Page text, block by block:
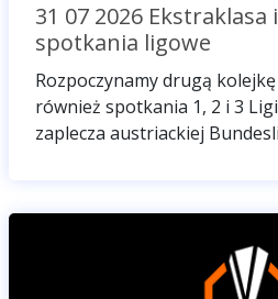
31 07 2026
spotkania ligowe
Rozpoczynamy drugą
również spotkania 1, 2 i 3
zaplecza austriackiej